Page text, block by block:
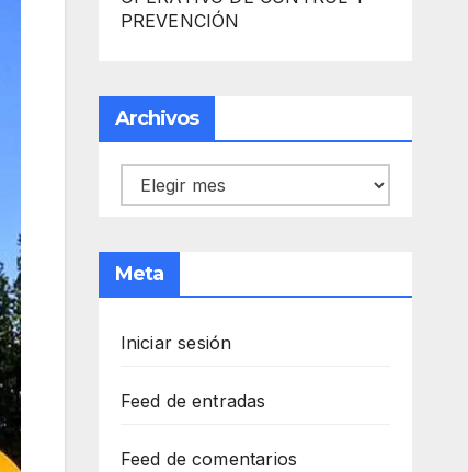
PREVENCIÓN
Archivos
Archivos
Meta
Iniciar sesión
Feed de entradas
Feed de comentarios